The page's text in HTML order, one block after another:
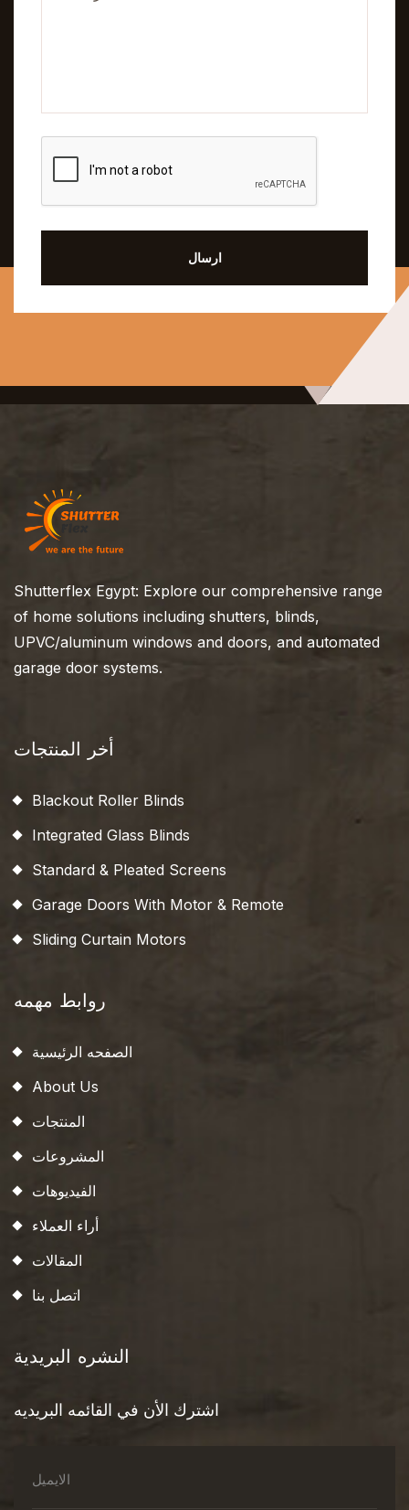
ارسال
Shutterflex Egypt: Explore our comprehensive range
of home solutions including shutters, blinds,
UPVC/aluminum windows and doors, and automated
garage door systems.
أخر المنتجات
Blackout Roller Blinds
Integrated Glass Blinds
Standard & Pleated Screens
Garage Doors With Motor & Remote
Sliding Curtain Motors
روابط مهمه
الصفحه الرئيسية
About Us
المنتجات
المشروعات
الفيديوهات
أراء العملاء
المقالات
اتصل بنا
النشره البريدية
اشترك الأن في القائمه البريديه